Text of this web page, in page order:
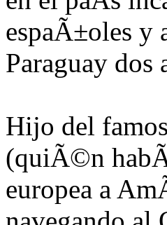
espaÃ±oles y
Paraguay
Hijo del
(quiÃ©n
europea a